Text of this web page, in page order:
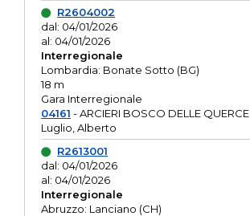
R2604002
dal: 04/01/2026
al: 04/01/2026
Interregionale
Lombardia: Bonate Sotto (BG)
18 m
Gara Interregionale
04161 - ARCIERI BOSCO DELLE QUERCE
Luglio, Alberto
R2613001
dal: 04/01/2026
al: 04/01/2026
Interregionale
Abruzzo: Lanciano (CH)